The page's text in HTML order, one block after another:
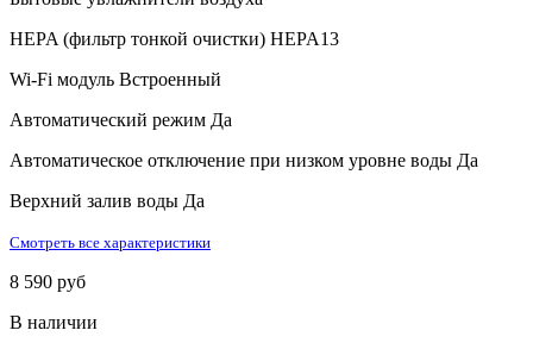
HEPA (фильтр тонкой очистки) HEPA13
Wi-Fi модуль Встроенный
Автоматический режим Да
Автоматическое отключение при низком уровне воды Да
Верхний залив воды Да
Смотреть все характеристики
8 590 руб
В наличии